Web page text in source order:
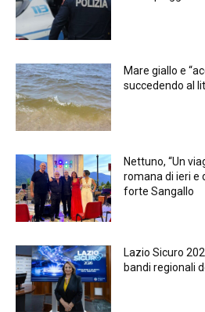
Mare giallo e
succedendo al
Nettuno, “Un
romana di ieri e
forte Sangallo
Lazio Sicuro
bandi regionali